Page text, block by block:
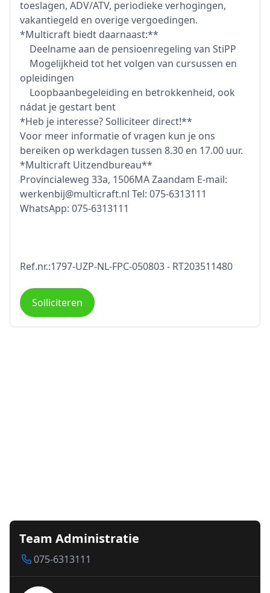
toeslagen, ADV/ATV, periodieke verhogingen,
vakantiegeld en overige vergoedingen.
*Multicraft biedt daarnaast:**
Deelname aan de pensioenregeling van StiPP
Mogelijkheid tot het volgen van cursussen en
opleidingen
Loopbaanbegeleiding en betrokkenheid, ook
nádat je gestart bent
*Heb je interesse? Solliciteer direct!**
Voor meer informatie of vragen kun je ons
bereiken op werkdagen tussen 8.30 en 17.00 uur.
*Multicraft Uitzendbureau**
Provincialeweg 33a, 1506MA Zaandam E-mail:
werkenbij@multicraft.nl Tel: 075-6313111
WhatsApp: 075-6313111
Ref.nr.:1797-UZP-NL-FPC-050803 - RT203511480
Solliciteren
Team Administratie
075-6313111